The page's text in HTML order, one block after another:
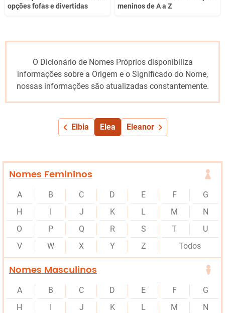
opções fofas e divertidas
meninos de A a Z
O Dicionário de Nomes Próprios disponibiliza
informações sobre a Origem e o Significado do Nome,
nossas informações são atualizadas constantemente.
Elbia Elea Eleanor
Nomes Femininos
A B C D E F
G
H
J K L M
N
O
P Q R S T
U
V
W X Y Z Todos
Nomes Masculinos
A B C D E F
G
H
J K L M
N